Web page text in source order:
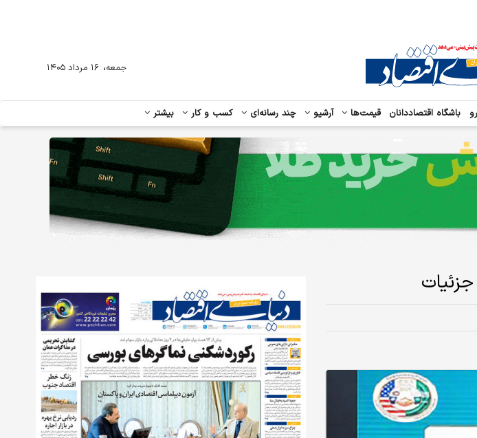
باشگاه اقتصاددانان قیمت‌ها آرشیو چند رسانه‌ای کسب و کار بیشتر
جمعه، ۱۶ مرداد ۱۴۰۵